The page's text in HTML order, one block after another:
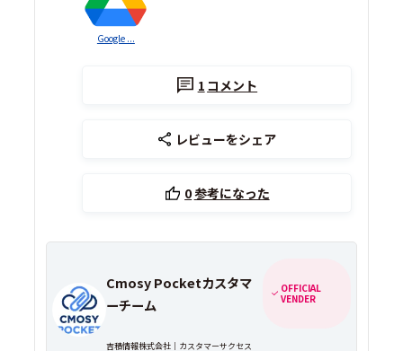
Google ...
1 コメント
レビューをシェア
0参考になった
Cmosy Pocketカスタマ
ーチーム
OFFICIAL
VENDER
吉積情報株式会社｜カスタマーサクセス